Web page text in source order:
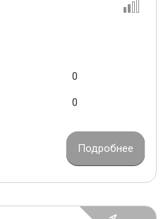
0
0
Подробнее